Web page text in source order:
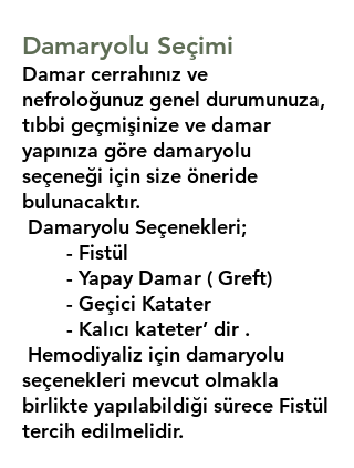
Damaryolu Seçimi
Damar cerrahınız ve
nefroloğunuz genel durumunuza,
tıbbi geçmişinize ve damar
yapınıza göre damaryolu
seçeneği için size öneride
bulunacaktır.
Damaryolu Seçenekleri;
- Fistül
- Yapay Damar ( Greft)
- Geçici Katater
- Kalıcı kateter’ dir .
Hemodiyaliz için damaryolu
seçenekleri mevcut olmakla
birlikte yapılabildiği sürece Fistül
tercih edilmelidir.